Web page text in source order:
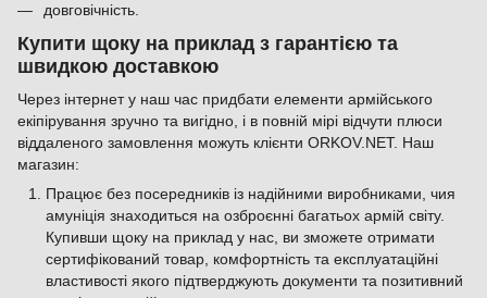
довговічність.
Купити щоку на приклад з гарантією та
швидкою доставкою
Через інтернет у наш час придбати елементи армійського
екіпірування зручно та вигідно, і в повній мірі відчути плюси
віддаленого замовлення можуть клієнти ORKOV.NET. Наш
магазин:
Працює без посередників із надійними виробниками, чия
амуніція знаходиться на озброєнні багатьох армій світу.
Купивши щоку на приклад у нас, ви зможете отримати
сертифікований товар, комфортність та експлуатаційні
властивості якого підтверджують документи та позитивний